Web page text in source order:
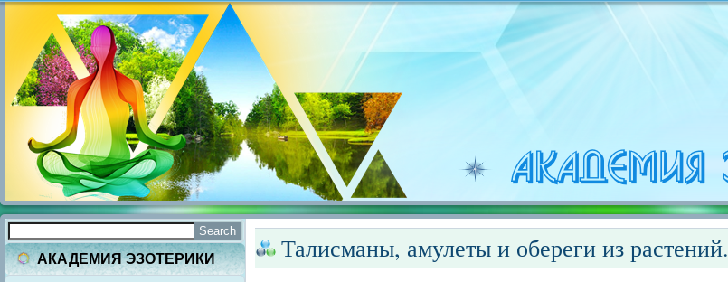
АКАДЕМИЯ ЭЗОТЕРИКИ Талисманы, амулеты и обереги из растений.